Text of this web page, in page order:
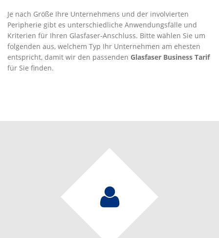
Je nach Größe Ihre Unternehmens und der involvierten
Peripherie gibt es unterschiedliche Anwendungsfälle und
Kriterien für Ihren Glasfaser-Anschluss. Bitte wählen Sie um
folgenden aus, welchem Typ Ihr Unternehmen am ehesten
entspricht, damit wir den passenden Glasfaser Business Tarif
für Sie finden.